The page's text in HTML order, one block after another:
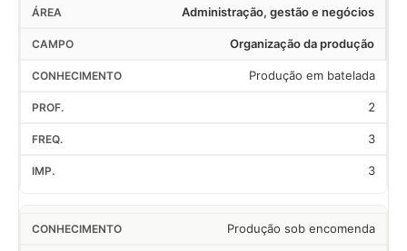
Administração, gestão e negócios
Organização da produção
Produção em batelada
2
3
3
Produção sob encomenda